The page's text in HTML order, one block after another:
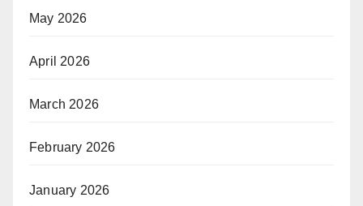
May 2026
April 2026
March 2026
February 2026
January 2026